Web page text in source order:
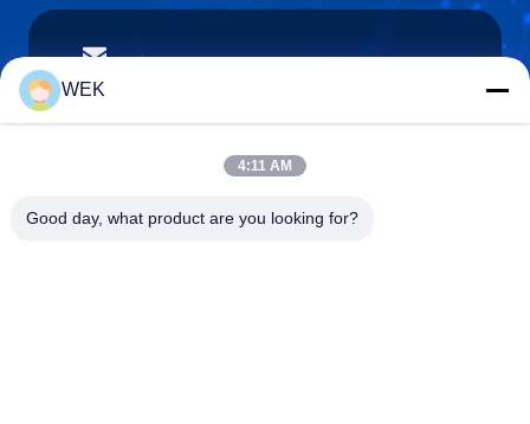
Email
Điện thoại
WEK
4:11 AM
Good day, what product are you looking for?